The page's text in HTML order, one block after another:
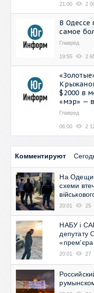
21:00 2
В Одессе
самое
Главред
19:55 2
$2000 в
«мэр» —
Главред
06:00 2
Комментируют
На
схеми
20:01 25
НАБУ і
депутату
«прем'єра
20:01 27